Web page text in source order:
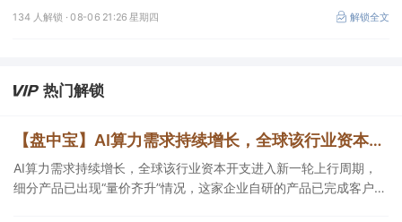
GPT，另一家在数据安全及网络安全上有完整的软硬件解决方案。
134 人解锁 ·08-06 21:26 星期四 解锁全文
热门解锁
【盘中宝】AI算力需求持续增长，全球该行业资本开支进入新一轮上行周期，细分产品已出现“量价齐升”情况，这家企业在手订单超百亿元
AI算力需求持续增长，全球该行业资本开支进入新一轮上行周期，
细分产品已出现“量价齐升”情况，这家企业自研的产品已完成客户端